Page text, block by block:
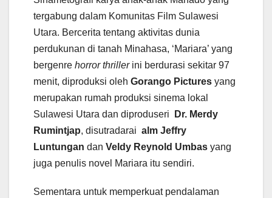
tergabung dalam Komunitas Film Sulawesi
Utara. Bercerita tentang aktivitas dunia
perdukunan di tanah Minahasa, ‘Mariara’ yang
bergenre horror thrillerini berdurasi sekitar 97
menit, diproduksi oleh Gorango Pictures yang
merupakan rumah produksi sinema lokal
Sulawesi Utara dan diproduseri
Dr. Merdy
Rumintjap, disutradarai alm Jeffry
Luntungan dan Veldy Reynold Umbas yang
juga penulis novel Mariara itu sendiri.
Sementara untuk memperkuat pendalaman